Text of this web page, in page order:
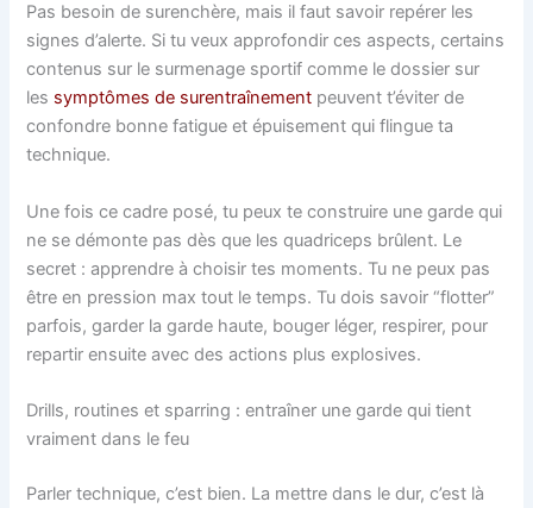
Pas besoin de surenchère, mais il faut savoir repérer les
signes d’alerte. Si tu veux approfondir ces aspects, certains
contenus sur le surmenage sportif comme le dossier sur
les symptômes de surentraînement peuvent t’éviter de
confondre bonne fatigue et épuisement qui flingue ta
technique.
Une fois ce cadre posé, tu peux te construire une garde qui
ne se démonte pas dès que les quadriceps brûlent. Le
secret : apprendre à choisir tes moments. Tu ne peux pas
être en pression max tout le temps. Tu dois savoir “flotter”
parfois, garder la garde haute, bouger léger, respirer, pour
repartir ensuite avec des actions plus explosives.
Drills, routines et sparring : entraîner une garde qui tient
vraiment dans le feu
Parler technique, c’est bien. La mettre dans le dur, c’est là